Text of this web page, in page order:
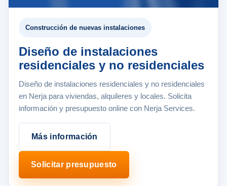
Construcción de nuevas instalaciones
Diseño de instalaciones
residenciales y no residenciales
Diseño de instalaciones residenciales y no residenciales
en Nerja para viviendas, alquileres y locales. Solicita
información y presupuesto online con Nerja Services.
Más información
Solicitar presupuesto